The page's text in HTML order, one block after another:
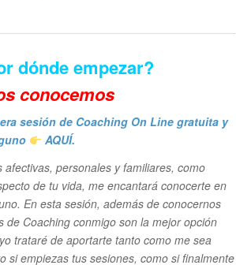
dónde empezar?
conocemos
sesión de Coaching On Line gratuita y
AQUÍ.
personales y familiares, como
de tu vida, me encantará conocerte en
En esta sesión, además de conocernos
Coaching conmigo son la mejor opción
trataré de aportarte tanto como me sea
si empiezas tus sesiones, como si finalmente